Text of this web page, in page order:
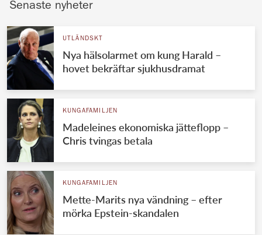
Senaste nyheter
UTLÄNDSKT
Nya hälsolarmet om kung Harald –
hovet bekräftar sjukhusdramat
KUNGAFAMILJEN
Madeleines ekonomiska jätteflopp –
Chris tvingas betala
KUNGAFAMILJEN
Mette-Marits nya vändning – efter
mörka Epstein-skandalen